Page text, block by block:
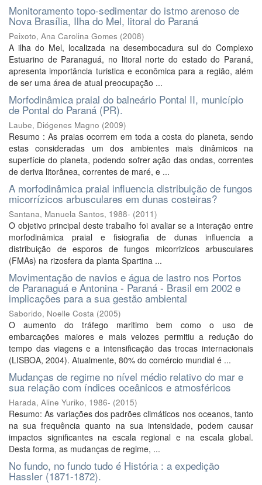
Monitoramento topo-sedimentar do istmo arenoso de
Nova Brasília, Ilha do Mel, litoral do Paraná
Peixoto, Ana Carolina Gomes (2008)
A ilha do Mel, localizada na desembocadura sul do Complexo
Estuarino de Paranaguá, no litoral norte do estado do Paraná,
apresenta importância turistica e econômica para a região, além
de ser uma área de atual preocupação ...
Morfodinâmica praial do balneário Pontal II, município
de Pontal do Paraná (PR).
Laube, Diógenes Magno (2009)
Resumo : As praias ocorrem em toda a costa do planeta, sendo
estas consideradas um dos ambientes mais dinâmicos na
superfície do planeta, podendo sofrer ação das ondas, correntes
de deriva litorânea, correntes de maré, e ...
A morfodinâmica praial influencia distribuição de fungos
micorrízicos arbusculares em dunas costeiras?
Santana, Manuela Santos, 1988- (2011)
O objetivo principal deste trabalho foi avaliar se a interação entre
morfodinâmica praial e fisiografia de dunas influencia a
distribuição de esporos de fungos micorrizicos arbusculares
(FMAs) na rizosfera da planta Spartina ...
Movimentação de navios e água de lastro nos Portos
de Paranaguá e Antonina - Paraná - Brasil em 2002 e
implicações para a sua gestão ambiental
Saborido, Noelle Costa (2005)
O aumento do tráfego maritimo bem como o uso de
embarcações maiores e mais velozes permitiu a redução do
tempo das viagens e a intensificação das trocas internacionais
(LISBOA, 2004). Atualmente, 80% do comércio mundial é ...
Mudanças de regime no nível médio relativo do mar e
sua relação com índices oceânicos e atmosféricos
Harada, Aline Yuriko, 1986- (2015)
Resumo: As variações dos padrões climáticos nos oceanos, tanto
na sua frequência quanto na sua intensidade, podem causar
impactos significantes na escala regional e na escala global.
Desta forma, as mudanças de regime, ...
No fundo, no fundo tudo é História : a expedição
Hassler (1871-1872).